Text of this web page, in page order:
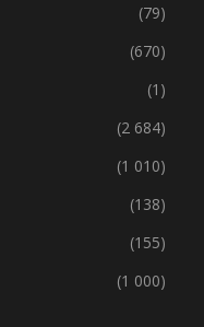
(79)
(670)
(1)
(2 684)
(1 010)
(138)
(155)
(1 000)